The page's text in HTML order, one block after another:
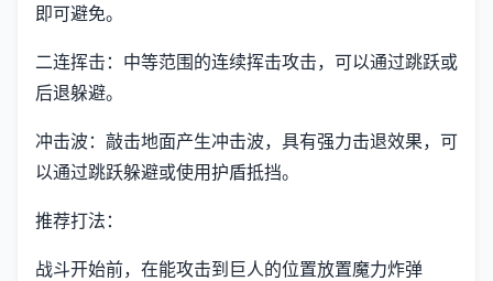
即可避免。
二连挥击：中等范围的连续挥击攻击，可以通过跳跃或
后退躲避。
冲击波：敲击地面产生冲击波，具有强力击退效果，可
以通过跳跃躲避或使用护盾抵挡。
推荐打法：
战斗开始前，在能攻击到巨人的位置放置魔力炸弹